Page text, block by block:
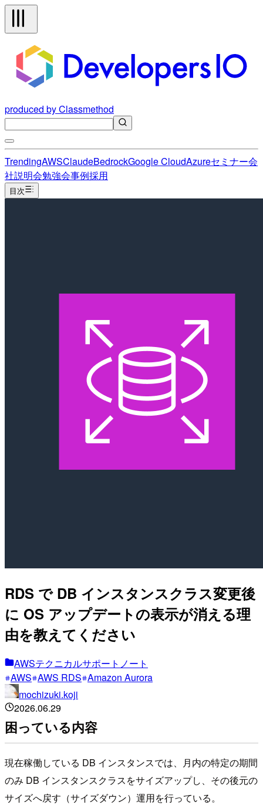
produced by Classmethod
TrendingAWSClaudeBedrockGoogle CloudAzureセミナー会
社説明会勉強会事例採用
目次
RDS で DB インスタンスクラス変更後
に OS アップデートの表示が消える理
由を教えてください
AWSテクニカルサポートノート
AWS AWS RDS Amazon Aurora
mochizuki.koji
2026.06.29
困っている内容
現在稼働している DB インスタンスでは、月内の特定の期間
のみ DB インスタンスクラスをサイズアップし、その後元の
サイズへ戻す（サイズダウン）運用を行っている。